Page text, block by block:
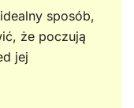
sposób,
że poczują
jej